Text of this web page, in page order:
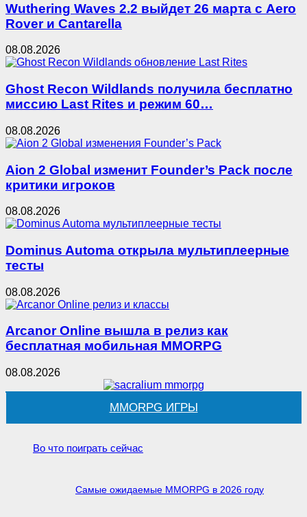
Wuthering Waves 2.2 выйдет 26 марта с Aero
Rover и Cantarella
08.08.2026
Ghost Recon Wildlands получила бесплатно
миссию Last Rites и режим 60…
08.08.2026
Aion 2 Global изменит Founder’s Pack после
критики игроков
08.08.2026
Dominus Automa открыла мультиплеерные
тесты
08.08.2026
Arcanor Online вышла в релиз как
бесплатная мобильная MMORPG
08.08.2026
MMORPG ИГРЫ
Во что поиграть сейчас
Самые ожидаемые MMORPG в 2026 году